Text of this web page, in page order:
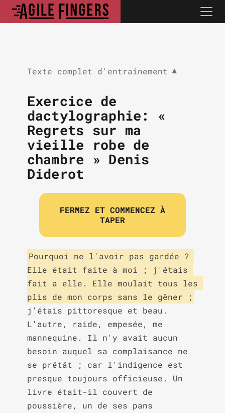
Texte complet d'entraînement ▼
Exercice de
dactylographie: «
Regrets sur ma
vieille robe de
chambre » Denis
Diderot
FERMEZ ET COMMENCEZ À
TAPER
Pourquoi ne l'avoir pas gardée ?
Elle était faite à moi ; j'étais
fait a elle. Elle moulait tous les
plis de mon corps sans le gêner ;
j'étais pittoresque et beau.
L'autre, raide, empesée, me
mannequine. Il n'y avait aucun
besoin auquel sa complaisance ne
se prêtât ; car l'indigence est
presque toujours officieuse. Un
livre était-il couvert de
poussière, un de ses pans